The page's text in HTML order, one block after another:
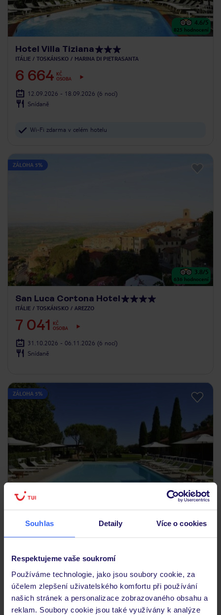
Souhlas Detaily Více o cookies
Respektujeme vaše soukromí
Používáme technologie, jako jsou soubory cookie, za
účelem zlepšení uživatelského komfortu při používání
našich stránek a personalizace zobrazovaného obsahu a
reklam. Soubory cookie jsou také využívány k analýze
4.6/5
825 hodnocení
Hotel Villa Tiziana
ITÁLIE TOSKÁNSKO MARINA DI PIETRASANTA
6 664 KČ
OSOBA
12.09.2026 - 18.09.2026 (6 nocí)
Snídaně
Wi-Fi zdarma v celém hotelu
ZÁLOHA 5%
3.8/5
636 hodnocení
San Luca Cortona Hotel
ITÁLIE TOSKÁNSKO AREZZO
7 041
KČ
OSOBA
31.10.2026 - 06.11.2026 (6 nocí)
Snídaně
ZÁLOHA 5%
Fattoria San Lorenzo
ITÁLIE TOSKÁNSKO GROSSETO
7 088 OSOBA
12.09.2026 - 18.09.2026
(6 nocí)
Bez stravy